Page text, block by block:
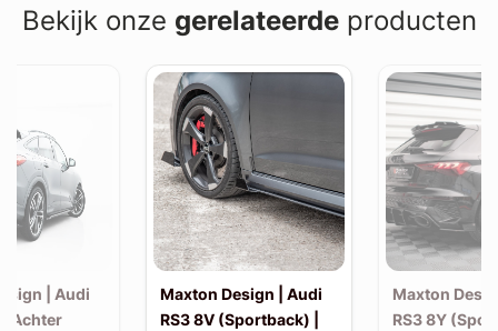
Bekijk onze gerelateerdeproducten
| Audi
| Achter
Maxton Design | Audi
RS3 8V (Sportback) |
Maxton
RS3 8Y